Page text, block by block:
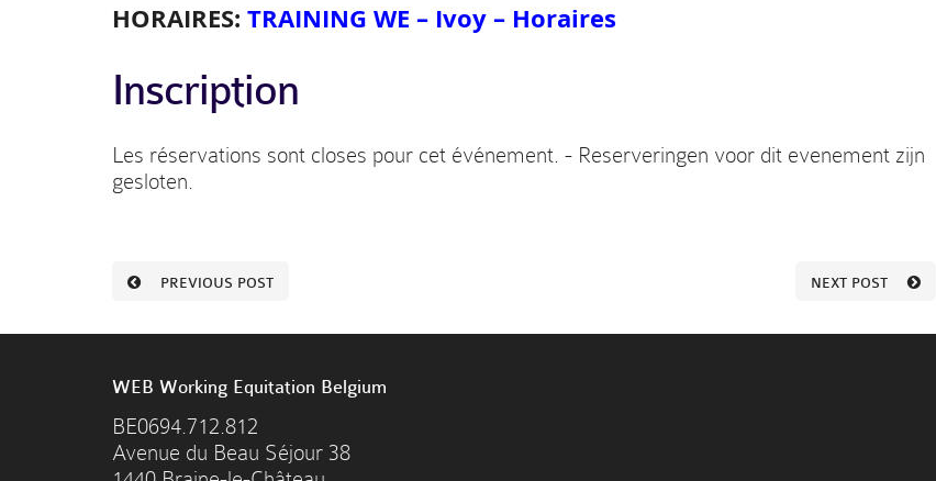
HORAIRES: TRAINING WE – Ivoy – Horaires
Inscription
Les réservations sont closes pour cet événement. - Reserveringen voor dit evenement zijn
gesloten.
PREVIOUS POST NEXT POST
WEB Working Equitation Belgium
BE0694.712.812
Avenue du Beau Séjour 38